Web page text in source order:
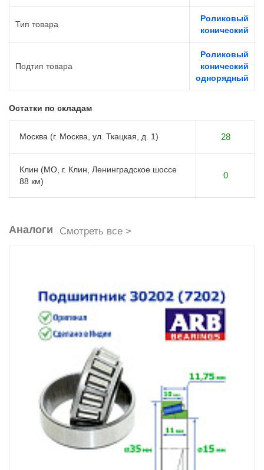
Тип товара
Роликовый
конический
Подтип товара
Роликовый
конический
однорядный
Остатки по складам
Москва (г. Москва, ул. Ткацкая, д. 1) 28
Клин (МО, г. Клин, Ленинградское шоссе
88 км)
0
Аналоги Смотреть все >